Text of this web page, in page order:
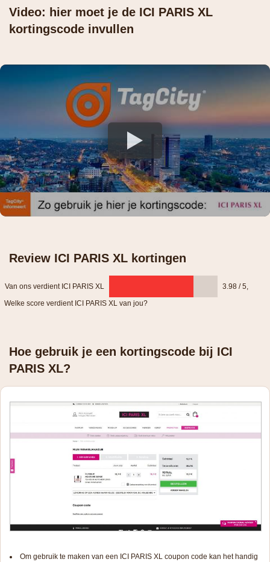
Video: hier moet je de ICI PARIS XL
kortingscode invullen
Review ICI PARIS XL kortingen
Van ons verdient ICI PARIS XL 3.98 / 5
Welke score verdient ICI PARIS XL van jou?
Hoe gebruik je een kortingscode bij ICI
PARIS XL?
Om gebruik te maken van een ICI PARIS XL coupon code kan het handig